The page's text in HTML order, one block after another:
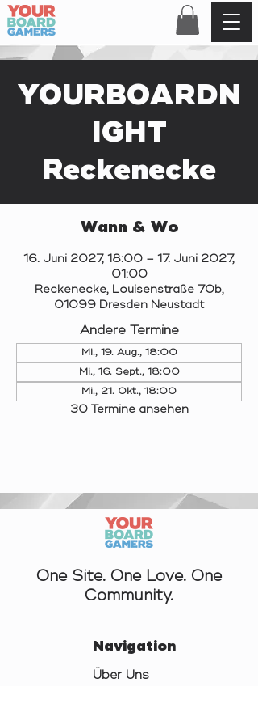
YOURBOARDN
IGHT
Reckenecke
Wann & Wo
16. Juni 2027, 18:00 – 17. Juni 2027,
01:00
Reckenecke, Louisenstraße 70b,
01099 Dresden Neustadt
Andere Termine
Mi., 19. Aug., 18:00
Mi., 16. Sept., 18:00
Mi., 21. Okt., 18:00
30 Termine ansehen
One Site. One Love. One
Community.
Navigation
Über Uns